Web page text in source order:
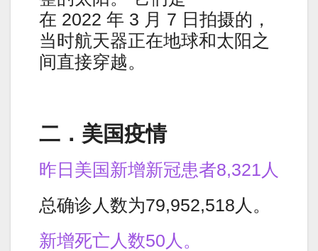
在 2022 年 3 月 7 日拍摄的，
当时航天器正在地球和太阳之
间直接穿越。
二．美国疫情
昨日美国新增新冠患者8,321人
总确诊人数为79,952,518人。
新增死亡人数50人。